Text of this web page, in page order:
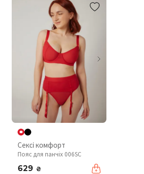
Сексі комфорт
Пояс для панчіх 006SC
629 ₴